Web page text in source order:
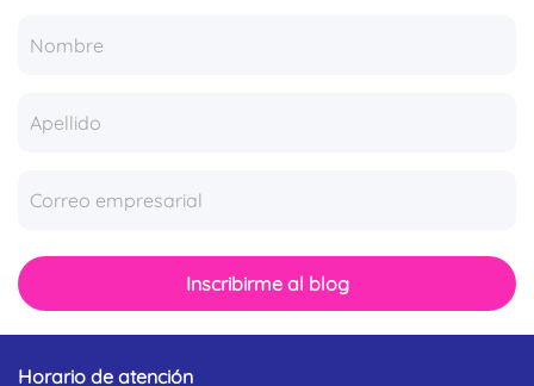
Inscribirme al blog
Horario de atención